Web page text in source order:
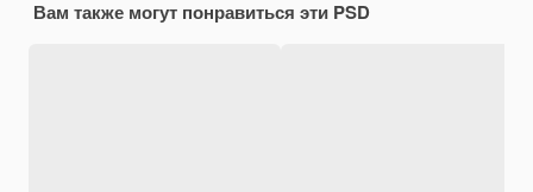
Вам также могут понравиться эти PSD